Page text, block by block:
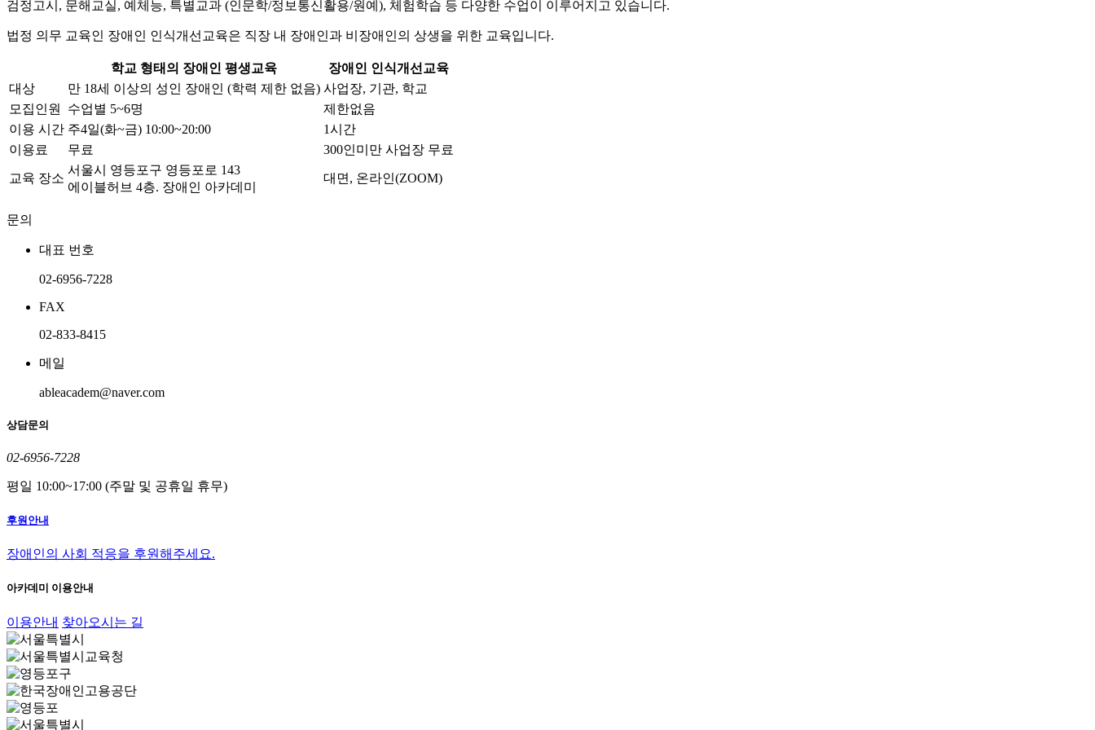
검정고시, 문해교실, 예체능, 특별교과 (인문학/정보통신활용/원예), 체험학습 등 다양한 수업이 이루어지고 있습니다.
법정 의무 교육인 장애인 인식개선교육은 직장 내 장애인과 비장애인의 상생을 위한 교육입니다.
학교 형태의 장애인 평생교육
장애인 인식개선교육
대상
만 18세 이상의 성인 장애인 (학력 제한 없음) 사업장, 기관, 학교
모집인원
수업별 5~6명
제한없음
이용 시간 주4일(화~금) 10:00~20:00
1시간
이용료
무료 300인미만 사업장 무료
교육 장소
서울시 영등포구 영등포로 143
에이블허브 4층. 장애인 아카데미
대면, 온라인(ZOOM)
문의
대표 번호
02-6956-7228
FAX
02-833-8415
메일
ableacadem@naver.com
상담문의
02-6956-7228
평일 10:00~17:00 (주말 및 공휴일 휴무)
후원안내
장애인의 사회 적응을 후원해주세요.
아카데미 이용안내
이용안내 찾아오시는 길